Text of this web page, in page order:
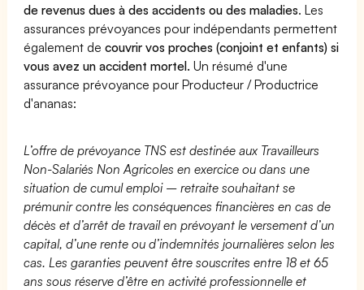
de revenus dues à des accidents ou des maladies. Les
assurances prévoyances pour indépendants permettent
également decouvrir vos proches (conjoint et enfants) si
vous avez un accident mortel. Un résumé d'une
assurance prévoyance pour Producteur / Productrice
d'ananas:
L’offre de prévoyance TNS est destinée aux Travailleurs
Non-Salariés Non Agricoles en exercice ou dans une
situation de cumul emploi – retraite souhaitant se
prémunir contre les conséquences financières en cas de
décès et d’arrêt de travail en prévoyant le versement d’un
capital, d’une rente ou d’indemnités journalières selon les
cas. Les garanties peuvent être souscrites entre 18 et 65
ans sous réserve d’être en activité professionnelle et